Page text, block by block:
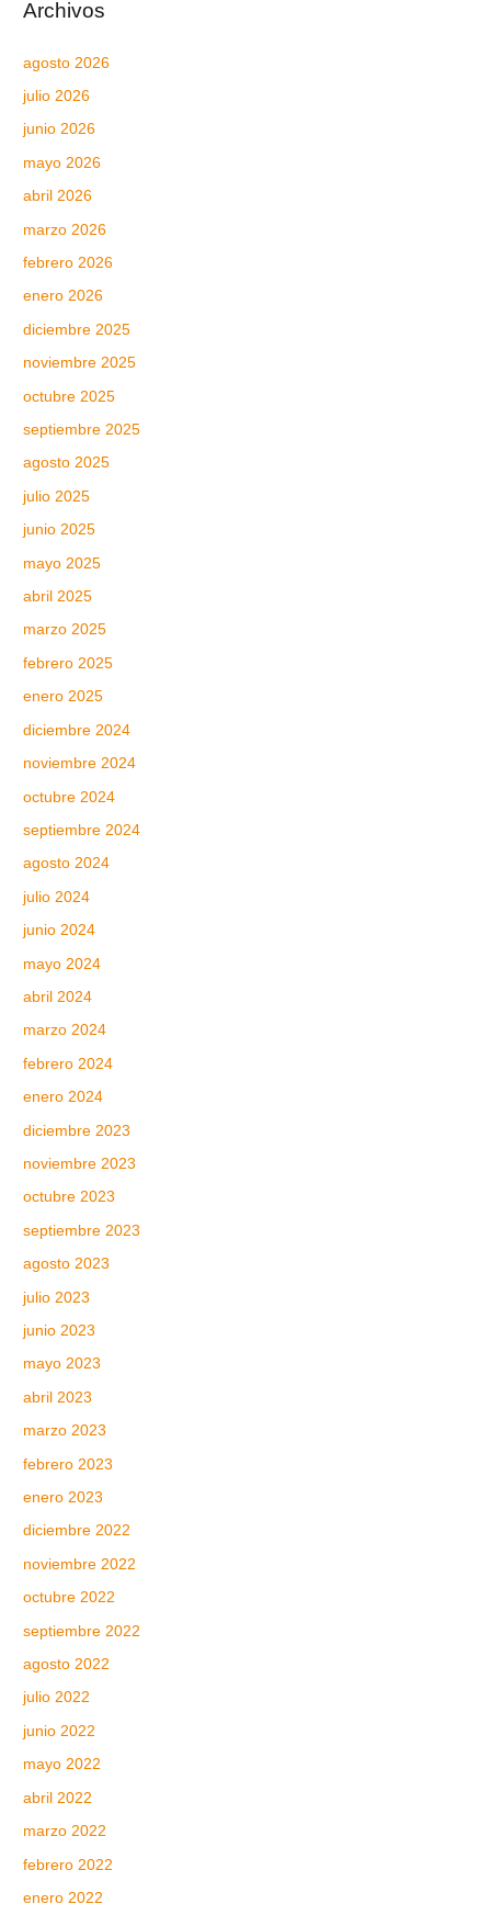
Archivos
agosto 2026
julio 2026
junio 2026
mayo 2026
abril 2026
marzo 2026
febrero 2026
enero 2026
diciembre 2025
noviembre 2025
octubre 2025
septiembre 2025
agosto 2025
julio 2025
junio 2025
mayo 2025
abril 2025
marzo 2025
febrero 2025
enero 2025
diciembre 2024
noviembre 2024
octubre 2024
septiembre 2024
agosto 2024
julio 2024
junio 2024
mayo 2024
abril 2024
marzo 2024
febrero 2024
enero 2024
diciembre 2023
noviembre 2023
octubre 2023
septiembre 2023
agosto 2023
julio 2023
junio 2023
mayo 2023
abril 2023
marzo 2023
febrero 2023
enero 2023
diciembre 2022
noviembre 2022
octubre 2022
septiembre 2022
agosto 2022
julio 2022
junio 2022
mayo 2022
abril 2022
marzo 2022
febrero 2022
enero 2022